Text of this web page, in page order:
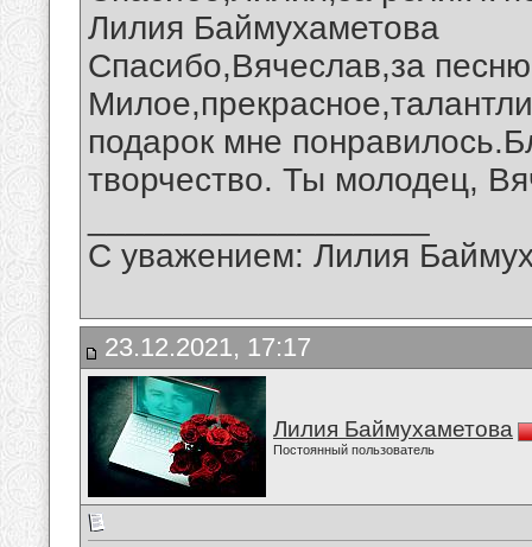
Лилия Баймухаметова
Спасибо,Вячеслав,за
подарок мне
творчество. Ты молодец,
С уважением: Лилия
23.12.2021, 17:17
Лилия Баймухаметова
Постоянный пользователь